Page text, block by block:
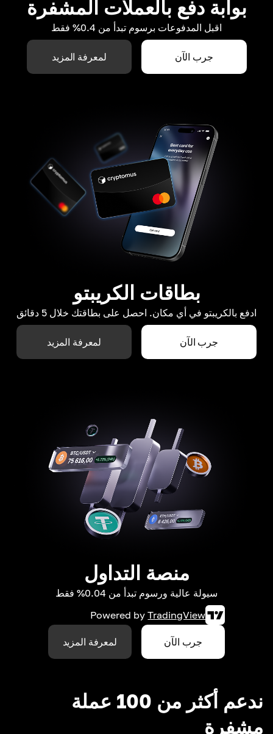
بوابة دفع بالعملات المشفرة
اقبل المدفوعات برسوم تبدأ من 0.4% فقط
جرب الآن لمعرفة المزيد
بطاقات الكريبتو
ادفع بالكريبتو في أي مكان. احصل على بطاقتك خلال 5 دقائق
جرب الآن لمعرفة المزيد
منصة التداول
سيولة عالية ورسوم تبدأ من 0.04% فقط
Powered by TradingView
جرب الآن لمعرفة المزيد
ندعم أكثر من 100 عملة
مشفرة